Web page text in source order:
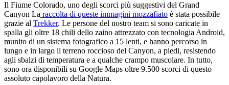
Il Fiume Colorado, uno degli scorci più suggestivi del Grand
Canyon La raccolta di queste immagini mozzafiato è stata possibile
grazie al Trekker. Le persone del nostro team si sono caricate in
spalla gli oltre 18 chili dello zaino attrezzato con tecnologia Android,
munito di un sistema fotografico a 15 lenti, e hanno percorso in
lungo e in largo il terreno roccioso del Canyon, a piedi, resistendo
agli sbalzi di temperatura e a qualche crampo muscolare. In tutto,
sono ora disponibili su Google Maps oltre 9.500 scorci di questo
assoluto capolavoro della Natura.